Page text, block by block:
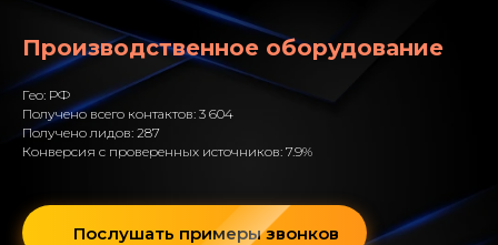
Производственное оборудование
Гео: РФ
Получено всего контактов: 3 604
Получено лидов: 287
Конверсия с проверенных источников: 7.9%
Послушать примеры звонков